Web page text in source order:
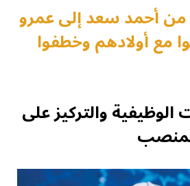
من أحمد سعد إلى عمرو
مع أولادهم وخطفوا
الوظيفية والتركيز على